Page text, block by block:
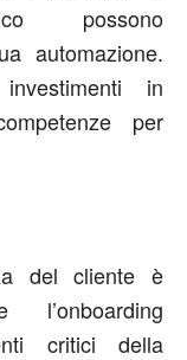
possono
automazione.
in
per
del cliente è
l’onboarding
critici della